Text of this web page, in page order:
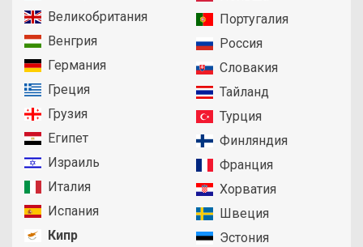
Великобритания
Венгрия
Германия
Греция
Грузия
Египет
Израиль
Италия
Испания
Кипр
Португалия
Россия
Словакия
Тайланд
Турция
Финляндия
Франция
Хорватия
Швеция
Эстония